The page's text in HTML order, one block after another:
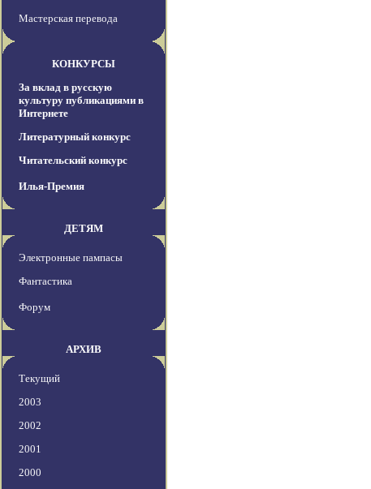
Мастерская перевода
КОНКУРСЫ
За вклад в русскую
культуру публикациями в
Интернете
Литературный конкурс
Читательский конкурс
Илья-Премия
ДЕТЯМ
Электронные пампасы
Фантастика
Форум
АРХИВ
Текущий
2003
2002
2001
2000